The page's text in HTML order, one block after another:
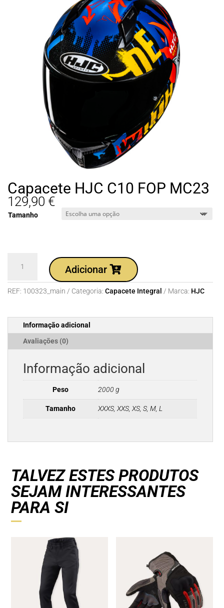
Capacete HJC C10 FOP MC23
129,90 €
Tamanho
Capacete
HJC
FOP
MC23
Adicionar
REF: 100323_main Categoria: Capacete Integral Marca: HJC
Informação adicional
Avaliações (0)
Informação adicional
Peso 2000 g
Tamanho XXXS, XXS, XS, S, M, L
TALVEZ ESTES PRODUTOS
SEJAM INTERESSANTES
PARA SI